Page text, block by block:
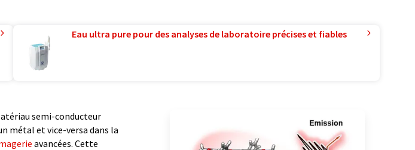
Eau ultra pure pour des analyses de laboratoire précises et fiables
semi-conducteur
métal et vice-versa dans la
avancées. Cette